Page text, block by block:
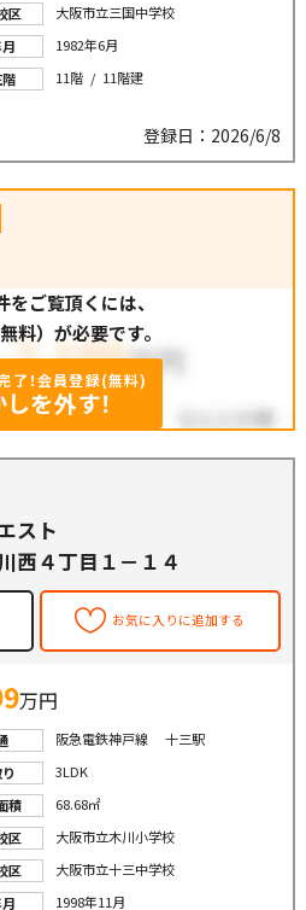
区
大阪市立三国中学校
1982年6月
11階 / 11階建
登録日：2026/6/8
をご覧頂くには、
料）が必要です。
了！会員登録(無料)
を外す！
スト
西４丁目１－１４
お気に入りに追加する
万円
阪急電鉄神戸線 十三駅
3LDK
積
68.68㎡
区
大阪市立木川小学校
区
大阪市立十三中学校
1998年11月